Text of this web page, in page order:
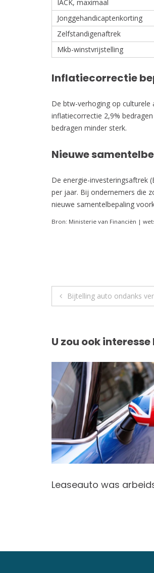
IACK, maximaal
Jonggehandicaptenkorting
Zelfstandigenaftrek
Mkb-winstvrijstelling
Inflatiecorrectie
De btw-verhoging op
inflatiecorrectie 2,9%
bedragen minder sterk.
Nieuwe
De energie-investeringsaftrek
per jaar. Bij ondernemers die
nieuwe samentelbepaling
Bron: Ministerie van Financiën |
Bijtelling auto ondanks
U zou ook
Leaseauto was